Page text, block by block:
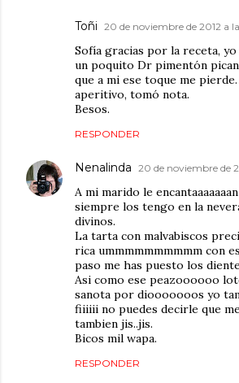
Toñi 20 de noviembre de 2012 a
Sofía gracias por la receta,
un poquito Dr pimentón
que a mi ese toque me
aperitivo, tomó nota.
Besos.
RESPONDER
Nenalinda 20 de noviembre de
A mi marido le
siempre los tengo en la
divinos.
La tarta con malvabiscos
rica ummmmmmmmmm con
paso me has puesto los
Asi como ese peazoooooo
sanota por diooooooos yo
fiiiiii no puedes decirle que
tambien jis..jis.
Bicos mil wapa.
RESPONDER